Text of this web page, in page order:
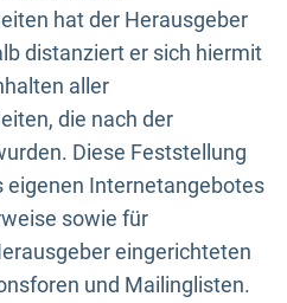
hat der Herausgeber
distanziert er sich hiermit
aller
die nach der
Diese Feststellung
eigenen Internetangebotes
sowie für
eingerichteten
und Mailinglisten.